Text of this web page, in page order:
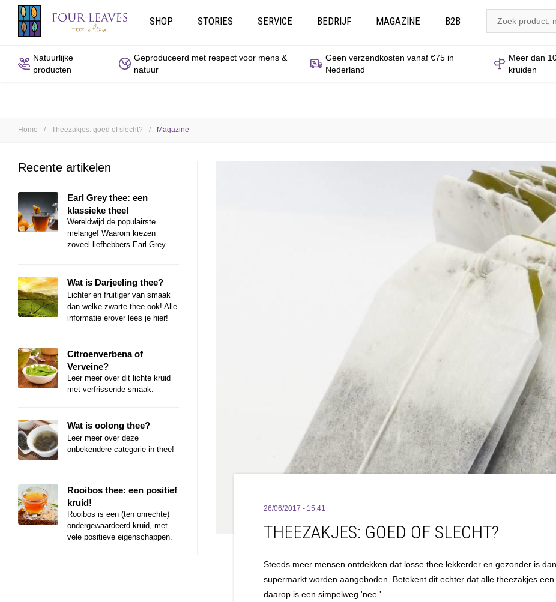
SHOP STORIES SERVICE BEDRIJF MAGAZINE B2B
Natuurlijke
producten
Geproduceerd met respect voor mens &
natuur
Geen verzendkosten vanaf €75 in
Nederland
Meer dan
kruiden
Home / Theezakjes: goed of slecht? / Magazine
Recente artikelen
Earl Grey thee: een
klassieke thee!
Wereldwijd de populairste
melange! Waarom kiezen
zoveel liefhebbers Earl Grey
Wat is Darjeeling thee?
Lichter en fruitiger van smaak
dan welke zwarte thee ook! Alle
informatie erover lees je hier!
Citroenverbena of
Verveine?
Leer meer over dit lichte kruid
met verfrissende smaak.
Wat is oolong thee?
Leer meer over deze
onbekendere categorie in thee!
Rooibos thee: een positief
kruid!
Rooibos is een (ten onrechte)
ondergewaardeerd kruid, met
vele positieve eigenschappen.
26/06/2017 - 15:41
THEEZAKJES: GOED OF SLECHT?
Steeds meer mensen ontdekken dat losse thee lekkerder en gezonder is
supermarkt worden aangeboden. Betekent dit echter dat alle theezakjes
daarop is een simpelweg 'nee.'